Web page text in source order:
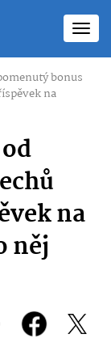
bonus
na
na
něj